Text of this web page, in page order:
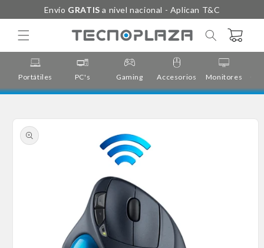
directamente
Envío GRATISa nivel nacional - Aplican T&C
Carrito
Portátiles PC's Gaming Accesorios Monitores
directamente
a la
información